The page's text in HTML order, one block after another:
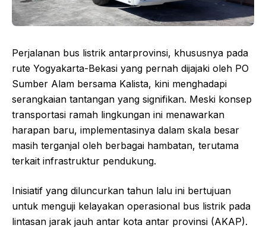
Perjalanan bus listrik antarprovinsi, khususnya pada
rute Yogyakarta-Bekasi yang pernah dijajaki oleh PO
Sumber Alam bersama Kalista, kini menghadapi
serangkaian tantangan yang signifikan. Meski konsep
transportasi ramah lingkungan ini menawarkan
harapan baru, implementasinya dalam skala besar
masih terganjal oleh berbagai hambatan, terutama
terkait infrastruktur pendukung.
Inisiatif yang diluncurkan tahun lalu ini bertujuan
untuk menguji kelayakan operasional bus listrik pada
lintasan jarak jauh antar kota antar provinsi (AKAP).